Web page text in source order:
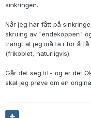
sinkringen.
Når jeg har fått på
skruing av "endekoppen"
trangt at jeg må ta i for å
(frikoblet, naturligvis).
Går det seg til - og er det
skal jeg prøve om en